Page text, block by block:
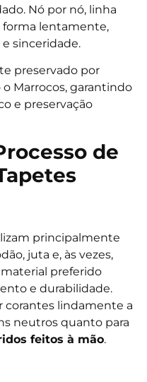
Nó por nó, linha
forma lentamente,
sinceridade.
preservado por
Marrocos, garantindo
e preservação
de
principalmente
juta e, às vezes,
preferido
e durabilidade.
corantes lindamente a
neutros quanto para
feitos à mão.